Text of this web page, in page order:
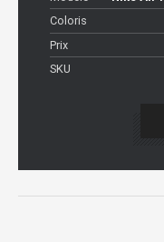
Coloris
Prix
SKU